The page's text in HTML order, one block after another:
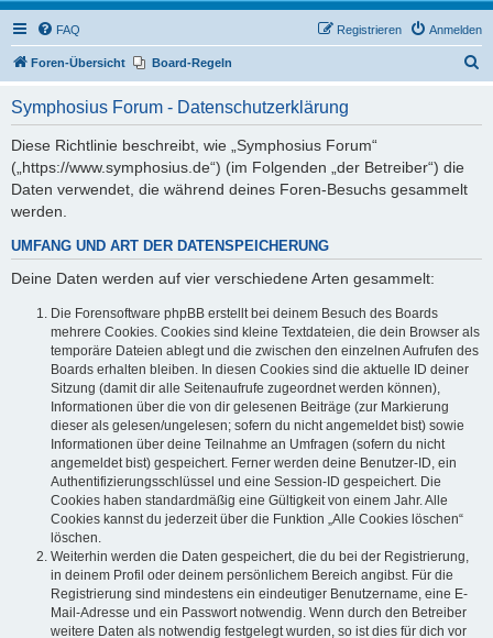
FAQ Anmelden
Registrieren
Foren-Übersicht Board-Regeln
Symphosius Forum - Datenschutzerklärung
Diese Richtlinie beschreibt, wie „Symphosius Forum“
(„https://www.symphosius.de“) (im Folgenden „der Betreiber“) die
Daten verwendet, die während deines Foren-Besuchs gesammelt
werden.
UMFANG UND ART DER DATENSPEICHERUNG
Deine Daten werden auf vier verschiedene Arten gesammelt:
Die Forensoftware phpBB erstellt bei deinem Besuch des Boards
mehrere Cookies. Cookies sind kleine Textdateien, die dein Browser als
temporäre Dateien ablegt und die zwischen den einzelnen Aufrufen des
Boards erhalten bleiben. In diesen Cookies sind die aktuelle ID deiner
Sitzung (damit dir alle Seitenaufrufe zugeordnet werden können),
Informationen über die von dir gelesenen Beiträge (zur Markierung
dieser als gelesen/ungelesen; sofern du nicht angemeldet bist) sowie
Informationen über deine Teilnahme an Umfragen (sofern du nicht
angemeldet bist) gespeichert. Ferner werden deine Benutzer-ID, ein
Authentifizierungsschlüssel und eine Session-ID gespeichert. Die
Cookies haben standardmäßig eine Gültigkeit von einem Jahr. Alle
Cookies kannst du jederzeit über die Funktion „Alle Cookies löschen“
löschen.
Weiterhin werden die Daten gespeichert, die du bei der Registrierung,
in deinem Profil oder deinem persönlichem Bereich angibst. Für die
Registrierung sind mindestens ein eindeutiger Benutzername, eine E-
Mail-Adresse und ein Passwort notwendig. Wenn durch den Betreiber
weitere Daten als notwendig festgelegt wurden, so ist dies für dich vor